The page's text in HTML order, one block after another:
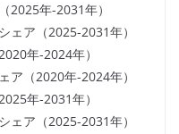
2025年-2031年）
ェア（2025-2031年）
年-2024年）
ア（2020年-2024年）
年-2031年）
ェア（2025-2031年）